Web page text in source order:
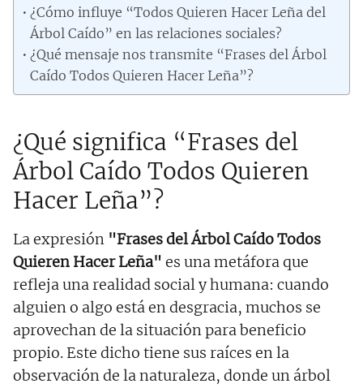
¿Cómo influye “Todos Quieren Hacer Leña del
Árbol Caído” en las relaciones sociales?
¿Qué mensaje nos transmite “Frases del Árbol
Caído Todos Quieren Hacer Leña”?
¿Qué significa “Frases del
Árbol Caído Todos Quieren
Hacer Leña”?
La expresión "Frases del Árbol Caído Todos
Quieren Hacer Leña" es una metáfora que
refleja una realidad social y humana: cuando
alguien o algo está en desgracia, muchos se
aprovechan de la situación para beneficio
propio. Este dicho tiene sus raíces en la
observación de la naturaleza, donde un árbol